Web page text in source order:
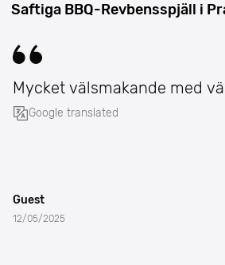
Saftiga BBQ-Revbensspjäll i
Mycket välsmakande med
Google translated
Guest
12/05/2025